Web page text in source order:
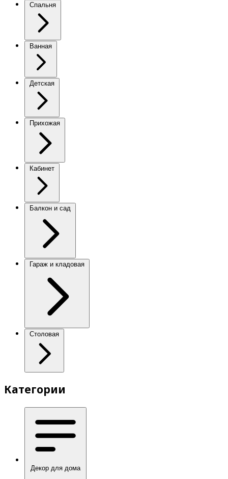
Спальня
Ванная
Детская
Прихожая
Кабинет
Балкон и сад
Гараж и кладовая
Столовая
Категории
Декор для дома